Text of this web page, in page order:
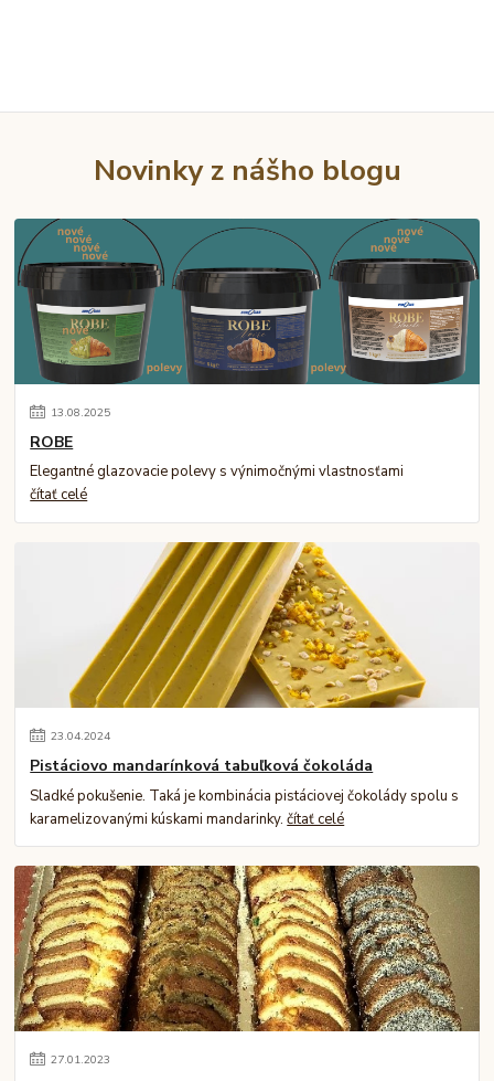
Novinky z nášho blogu
13.08.2025
ROBE
Elegantné glazovacie polevy s výnimočnými vlastnosťami
čítať celé
23.04.2024
Pistáciovo mandarínková tabuľková čokoláda
Sladké pokušenie. Taká je kombinácia pistáciovej čokolády spolu s
karamelizovanými kúskami mandarinky.čítať celé
27.01.2023